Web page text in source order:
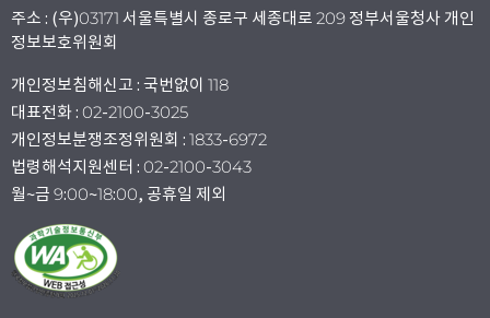
주소 : (우)03171 서울특별시 종로구 세종대로 209 정부서울청사 개인
정보보호위원회
개인정보침해신고 : 국번없이 118
대표전화 : 02-2100-3025
개인정보분쟁조정위원회 : 1833-6972
법령해석지원센터 : 02-2100-3043
월~금 9:00~18:00, 공휴일 제외